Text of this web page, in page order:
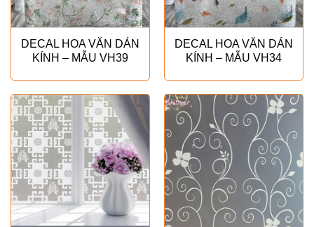
DECAL HOA VĂN DÁN
KÍNH – MẪU VH39
DECAL HOA VĂN DÁN
KÍNH – MẪU VH34